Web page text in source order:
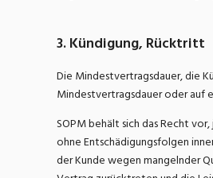
3. Kündigung, Rücktritt
Die Mindestvertragsdauer, die
Mindestvertragsdauer oder auf
SOPM behält sich das Recht
ohne Entschädigungsfolgen
der Kunde wegen mangelnder